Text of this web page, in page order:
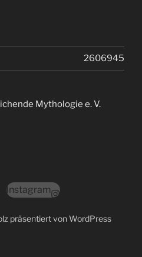
2606945
Mythologie e. V.
Instagram
präsentiert von WordPress